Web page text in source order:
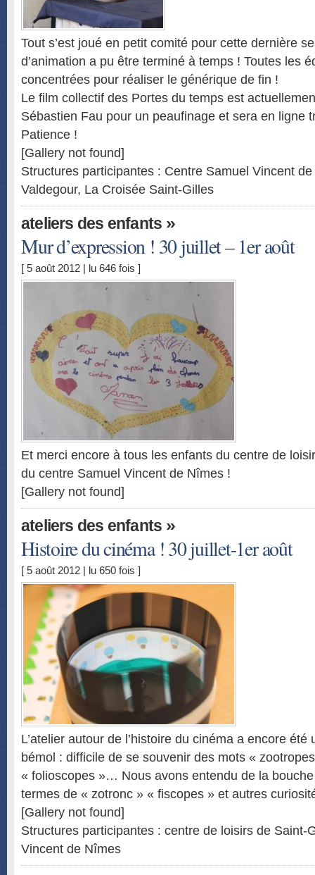
Tout s’est joué en petit comité pour cette dernière
d’animation a pu être terminé à temps ! Toutes les
concentrées pour réaliser le générique de fin !
Le film collectif des Portes du temps est
Sébastien Fau pour un peaufinage et sera en ligne
Patience !
[Gallery not found]
Structures participantes : Centre Samuel Vincent
Valdegour, La Croisée Saint-Gilles
ateliers des enfants »
Mur d’expression ! 30 juillet – 1er août
[ 5 août 2012 | lu 646 fois ]
Et merci encore à tous les enfants du centre de
du centre Samuel Vincent de Nîmes !
[Gallery not found]
ateliers des enfants »
Histoire du cinéma ! 30 juillet-1er août
[ 5 août 2012 | lu 650 fois ]
L’atelier autour de l’histoire du cinéma a encore été
bémol : difficile de se souvenir des mots «
« folioscopes »… Nous avons entendu de la
termes de « zotronc » « fiscopes » et autres
[Gallery not found]
Structures participantes : centre de loisirs de Saint-
Vincent de Nîmes